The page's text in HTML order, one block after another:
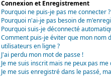
Connexion et Enregistrement
Pourquoi ne puis-je pas me connecter ?
Pourquoi n'ai-je pas besoin de
Pourquoi suis-je déconnecté
Comment puis-je éviter que mon nom
utilisateurs en ligne ?
J'ai perdu mon mot de passe !
Je me suis inscrit mais ne peux pas me
Je me suis enregistré dans le passé,